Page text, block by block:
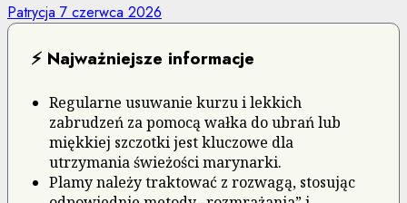
Patrycja 7 czerwca 2026
⚡ Najważniejsze informacje
Regularne usuwanie kurzu i lekkich
zabrudzeń za pomocą wałka do ubrań lub
miękkiej szczotki jest kluczowe dla
utrzymania świeżości marynarki.
Plamy należy traktować z rozwagą, stosując